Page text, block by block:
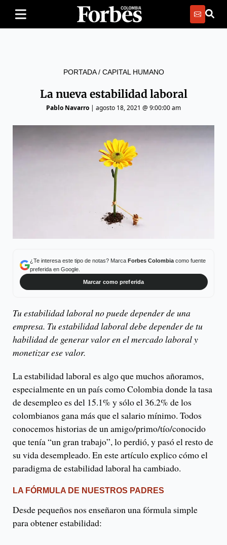
PORTADA/ CAPITAL HUMANO
La nueva estabilidad laboral
Pablo Navarro | agosto 18, 2021 @ 9:00:00 am
¿Te interesa este tipo de notas? Marca Forbes Colombiacomo fuente
preferida en Google.
Marcar como preferida
Tu estabilidad laboral no puede depender de una
empresa. Tu estabilidad laboral debe depender de tu
habilidad de generar valor en el mercado laboral y
monetizar ese valor.
La estabilidad laboral es algo que muchos añoramos,
especialmente en un país como Colombia donde la tasa
de desempleo es del 15.1% y sólo el 36.2% de los
colombianos gana más que el salario mínimo. Todos
conocemos historias de un amigo/primo/tío/conocido
que tenía “un gran trabajo”, lo perdió, y pasó el resto de
su vida desempleado. En este artículo explico cómo el
paradigma de estabilidad laboral ha cambiado.
LA FÓRMULA DE NUESTROS PADRES
Desde pequeños nos enseñaron una fórmula simple
para obtener estabilidad: